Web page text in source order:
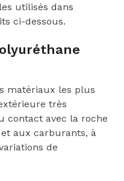
utilisés dans
ci-dessous.
matériaux les plus
très
contact avec la roche
aux carburants, à
de